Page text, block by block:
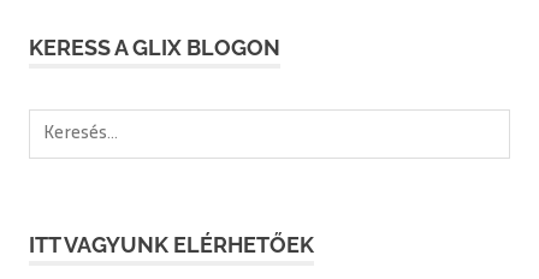
KERESS A GLIX BLOGON
Keresés:
ITT VAGYUNK ELÉRHETŐEK